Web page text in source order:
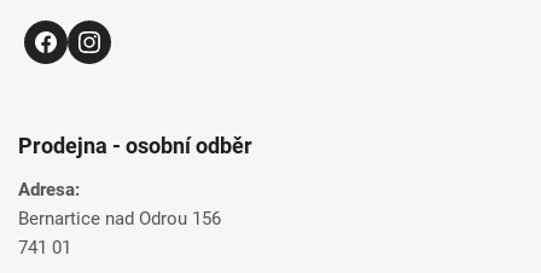
Prodejna - osobní odběr
Adresa:
Bernartice nad Odrou 156
741 01